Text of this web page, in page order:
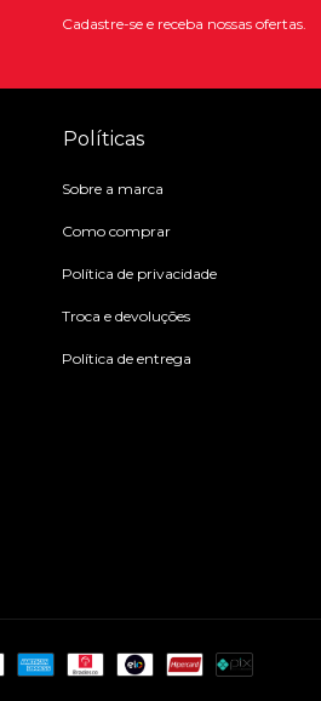
Cadastre-se e receba nossas ofertas.
Políticas
Sobre a marca
Como comprar
Política de privacidade
Troca e devoluções
Política de entrega